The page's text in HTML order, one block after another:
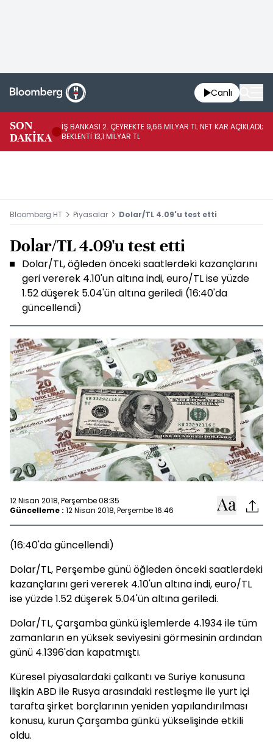
Canlı
SON
DAKİKA
İŞ BANKASI 2. ÇEYREKTE 9,66 MİLYAR TL NET KAR AÇIKLADI;
BEKLENTİ 13,1 MİLYAR TL
Bloomberg HT Piyasalar Dolar/TL 4.09'u test etti
Dolar/TL 4.09'u test etti
Dolar/TL, öğleden önceki saatlerdeki kazançlarını
geri vererek 4.10'un altına indi, euro/TL ise yüzde
1.52 düşerek 5.04'ün altına geriledi (16:40'da
güncellendi)
12 Nisan 2018, Perşembe 08:35
Güncelleme : 12 Nisan 2018, Perşembe 16:46
(16:40'da güncellendi)
Dolar/TL, Perşembe günü öğleden önceki saatlerdeki
kazançlarını geri vererek 4.10'un altına indi, euro/TL
ise yüzde 1.52 düşerek 5.04'ün altına geriledi.
Dolar/TL, Çarşamba günkü işlemlerde 4.1934 ile tüm
zamanların en yüksek seviyesini görmesinin ardından
günü 4.1396'dan kapatmıştı.
Küresel piyasalardaki çalkantı ve Suriye konusuna
ilişkin ABD ile Rusya arasındaki restleşme ile yurt içi
tarafta şirket borçlarının yeniden yapılandırılması
konusu, kurun Çarşamba günkü yükselişinde etkili
oldu.